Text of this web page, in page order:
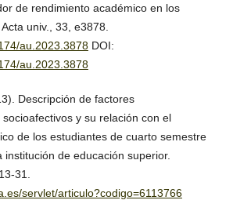
de rendimiento académico en los
univ., 33, e3878.
au.2023.3878DOI:
au.2023.3878
Descripción de factores
y su relación con el
de los estudiantes de cuarto semestre
de educación superior.
31.
servlet/articulo?codigo=6113766